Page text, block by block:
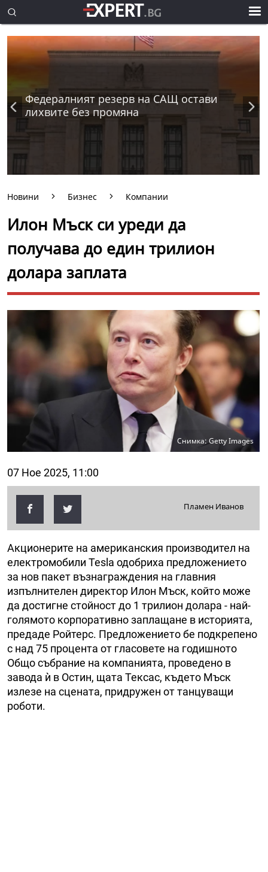
Федералният резерв на САЩ остави
лихвите без промяна
Новини Бизнес Компании
Илон Мъск си уреди да
получава до един трилион
долара заплата
Снимка: Getty Images
07 Ное 2025, 11:00
Пламен Иванов
Акционерите на американския производител на
електромобили Tesla одобриха предложението
за нов пакет възнаграждения на главния
изпълнителен директор Илон Мъск, който може
да достигне стойност до 1 трилион долара - най-
голямото корпоративно заплащане в историята,
предаде Ройтерс. Предложението бе подкрепено
с над 75 процента от гласовете на годишното
Общо събрание на компанията, проведено в
завода ѝ в Остин, щата Тексас, където Мъск
излезе на сцената, придружен от танцуващи
роботи.